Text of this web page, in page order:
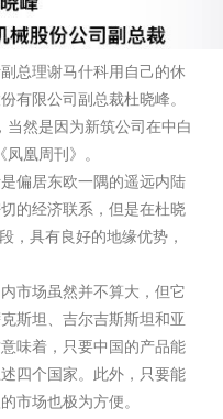
总理谢马什科用自己的休
有限公司副总裁杜晓峰。
当然是因为新筑公司在中白
凰周刊》。
偏居东欧一隅的遥远内陆
的经济联系，但是在杜晓
，具有良好的地缘优势，
市场虽然并不算大，但它
斯坦、吉尔吉斯斯坦和亚
味着，只要中国的产品能
四个国家。此外，只要能
市场也极为方便。